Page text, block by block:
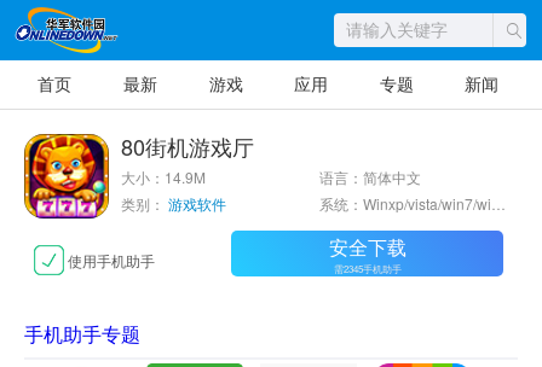
首页 最新 游戏 应用 专题 新闻
80街机游戏厅
大小：14.9M
语言：简体中文
类别： 游戏软件
使用手机助手 安全下载
需2345手机助手
手机助手专题